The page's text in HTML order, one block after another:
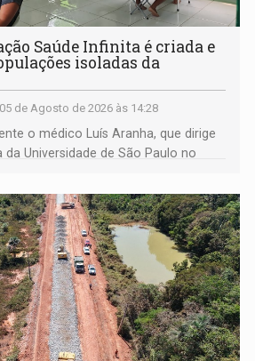
Saúde Infinita é criada e
isoladas da
05 de Agosto de 2026 às 14:28
o médico Luís Aranha, que dirige
Universidade de São Paulo no